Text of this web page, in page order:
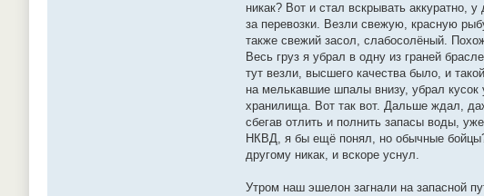
никак? Вот и стал вскрывать аккуратно,
за перевозки. Везли свежую, красную
также свежий засол, слабосолёный.
Весь груз я убрал в одну из граней
тут везли, высшего качества было, и
на мелькавшие шпалы внизу, убрал
хранилища. Вот так вот. Дальше ждал,
сбегав отлить и полнить запасы воды,
НКВД, я бы ещё понял, но обычные бойцы?
другому никак, и вскоре уснул.
Утром наш эшелон загнали на запасной